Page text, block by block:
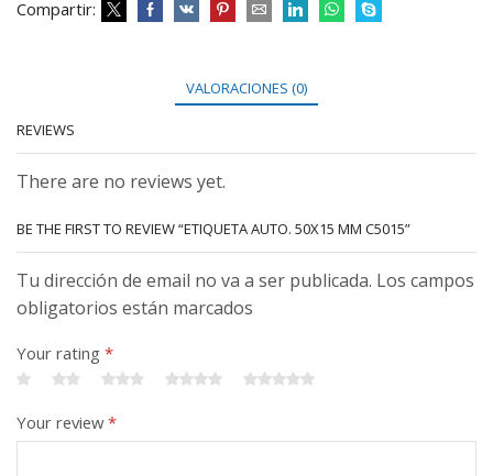
Compartir:
VALORACIONES (0)
REVIEWS
There are no reviews yet.
BE THE FIRST TO REVIEW “ETIQUETA AUTO. 50X15 MM C5015”
Tu dirección de email no va a ser publicada. Los campos
obligatorios están marcados
Your rating *
Your review*